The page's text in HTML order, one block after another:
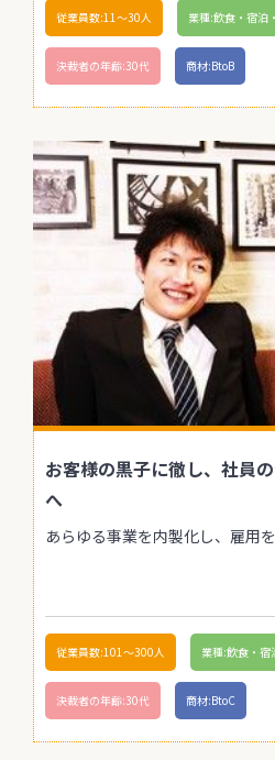
従業員数:11〜30人 業種:飲食・宿泊
決裁者の年齢:30代 商材:BtoB
お客様の黒子に徹し、社員
へ
あらゆる事業を内製化し、雇用
従業員数:101〜300人 業種:飲食・宿
決裁者の年齢:30代 商材:BtoC